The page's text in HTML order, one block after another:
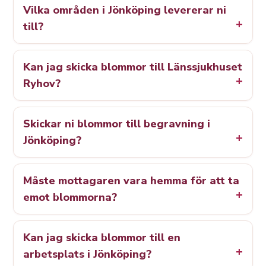
Vilka områden i Jönköping levererar ni
till?
Kan jag skicka blommor till Länssjukhuset
Ryhov?
Skickar ni blommor till begravning i
Jönköping?
Måste mottagaren vara hemma för att ta
emot blommorna?
Kan jag skicka blommor till en
arbetsplats i Jönköping?